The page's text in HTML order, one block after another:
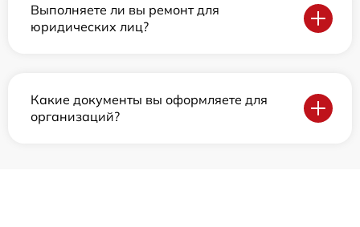
Выполняете ли вы ремонт для
юридических лиц?
Какие документы вы оформляете для
организаций?